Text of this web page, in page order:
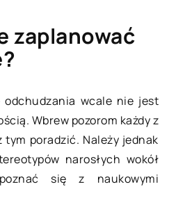
zaplanować
odchudzania wcale nie jest
Wbrew pozorom każdy z
poradzić. Należy jednak
narosłych wokół
się z naukowymi